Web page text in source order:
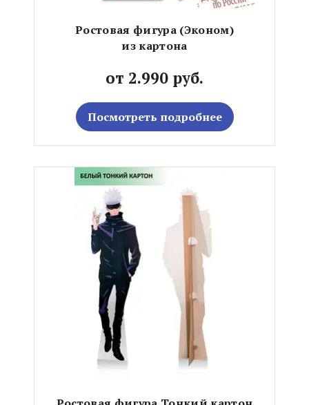
Ростовая фигура (Эконом)
из картона
от 2.990 руб.
Посмотреть подробнее